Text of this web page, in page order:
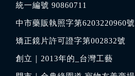
統一編號 90860711
中市藥販執照字第6203220960號
矯正鏡片許可證字第002832號
創立｜2013年的_台灣工藝